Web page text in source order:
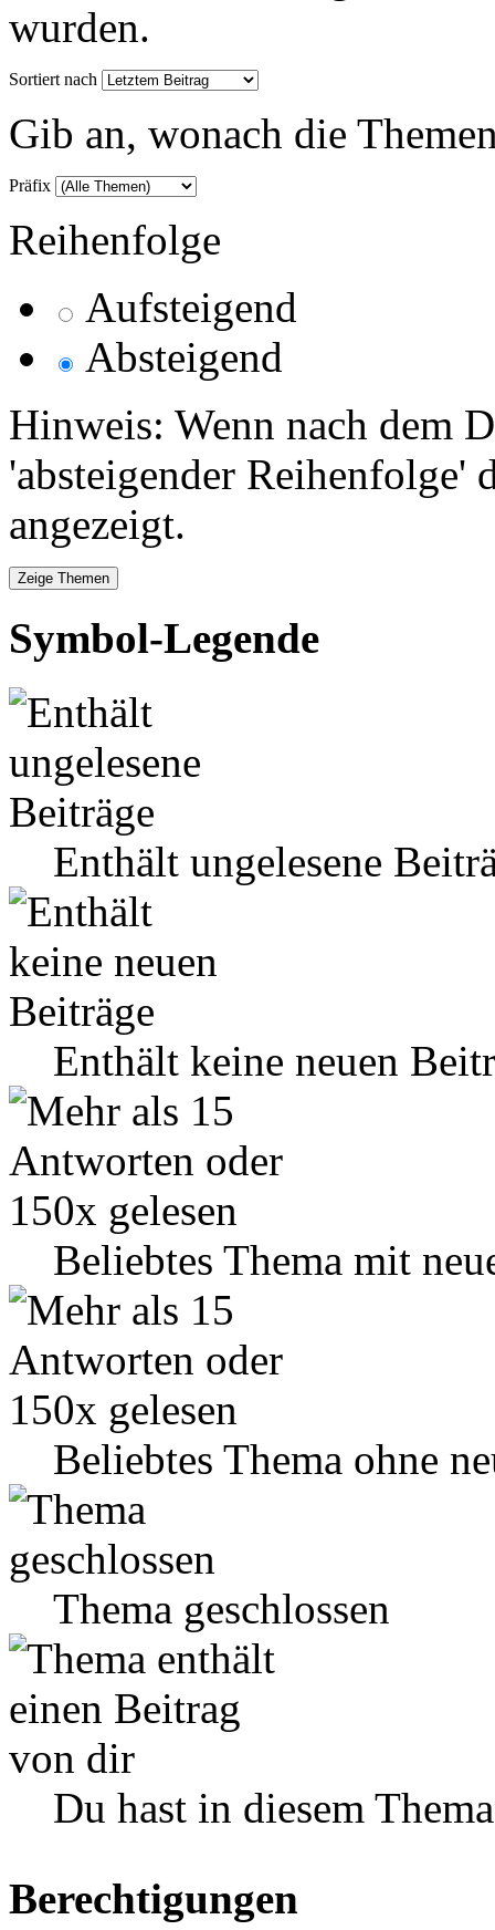
wurden.
Sortiert nach
Gib an, wonach die
Präfix
Reihenfolge
Aufsteigend
Absteigend
Hinweis: Wenn nach dem
'absteigender Reihenfolge'
angezeigt.
Symbol-Legende
Enthält ungelesene
Enthält keine neuen
Beliebtes Thema mit
Beliebtes Thema ohne
Thema geschlossen
Du hast in diesem
Berechtigungen